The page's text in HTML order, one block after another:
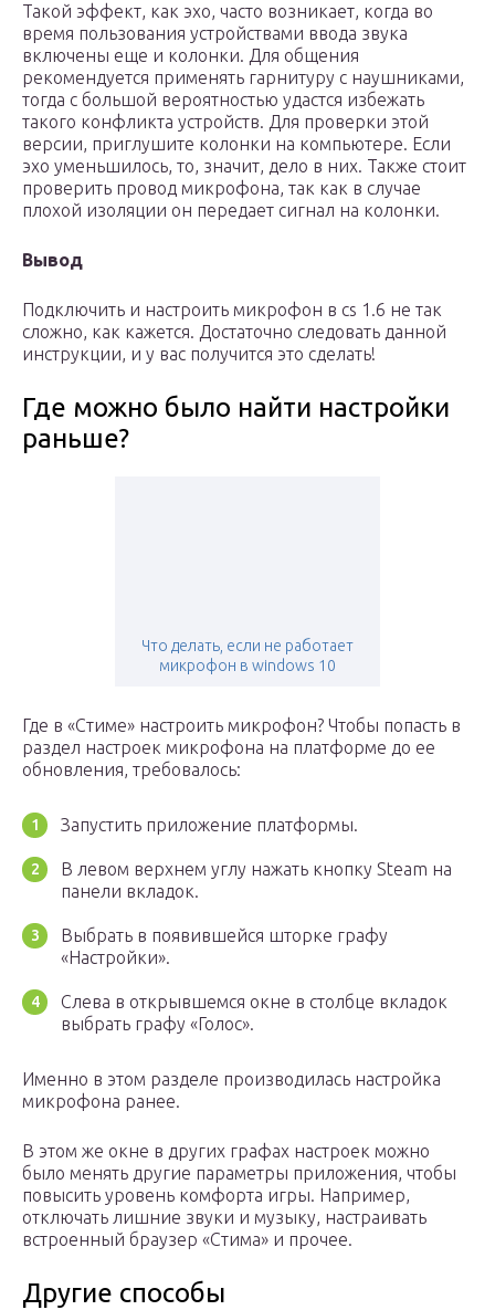
Такой эффект, как эхо, часто возникает, когда во
время пользования устройствами ввода звука
включены еще и колонки. Для общения
рекомендуется применять гарнитуру с наушниками,
тогда с большой вероятностью удастся избежать
такого конфликта устройств. Для проверки этой
версии, приглушите колонки на компьютере. Если
эхо уменьшилось, то, значит, дело в них. Также стоит
проверить провод микрофона, так как в случае
плохой изоляции он передает сигнал на колонки.
Вывод
Подключить и настроить микрофон в cs 1.6 не так
сложно, как кажется. Достаточно следовать данной
инструкции, и у вас получится это сделать!
Где можно было найти настройки
раньше?
Что делать, если не работает
микрофон в windows 10
Где в «Стиме» настроить микрофон? Чтобы попасть в
раздел настроек микрофона на платформе до ее
обновления, требовалось:
Запустить приложение платформы.
В левом верхнем углу нажать кнопку Steam на
панели вкладок.
Выбрать в появившейся шторке графу
«Настройки».
Слева в открывшемся окне в столбце вкладок
выбрать графу «Голос».
Именно в этом разделе производилась настройка
микрофона ранее.
В этом же окне в других графах настроек можно
было менять другие параметры приложения, чтобы
повысить уровень комфорта игры. Например,
отключать лишние звуки и музыку, настраивать
встроенный браузер «Стима» и прочее.
Другие способы